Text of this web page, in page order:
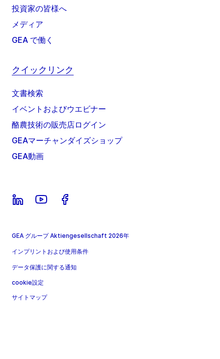
投資家の皆様へ
メディア
GEA で働く
クイックリンク
文書検索
イベントおよびウエビナー
酪農技術の販売店ログイン
GEAマーチャンダイズショップ
GEA動画
GEA グループ Aktiengesellschaft 2026年
インプリントおよび使用条件
データ保護に関する通知
cookie設定
サイトマップ